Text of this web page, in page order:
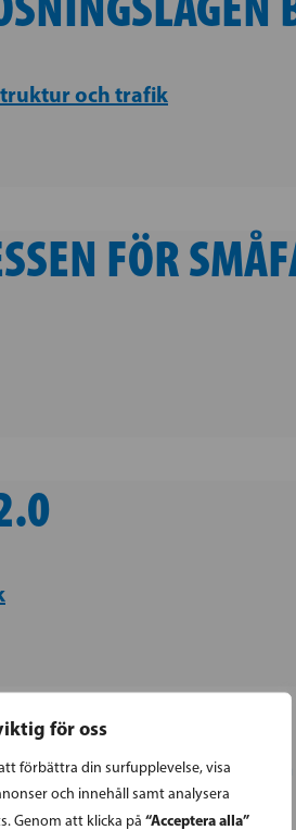
för oss
förbättra din surfupplevelse, visa
och innehåll samt analysera
Genom att klicka på “Acceptera alla”
och trafik
FÖR